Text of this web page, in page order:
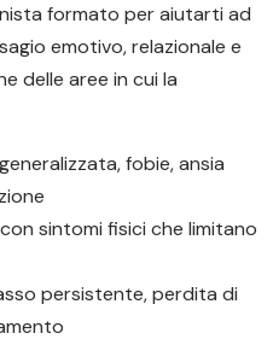
formato per aiutarti ad
emotivo, relazionale e
delle aree in cui la
fobie, ansia
sintomi fisici che limitano
persistente, perdita di